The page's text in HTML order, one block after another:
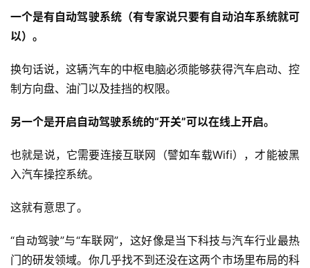
一个是有自动驾驶系统（有专家说只要有自动泊车系统就可
以）。
换句话说，这辆汽车的中枢电脑必须能够获得汽车启动、控
制方向盘、油门以及挂挡的权限。
另一个是开启自动驾驶系统的“开关”可以在线上开启。
也就是说，它需要连接互联网（譬如车载Wifi），才能被黑
入汽车操控系统。
这就有意思了。
“自动驾驶”与“车联网”，这好像是当下科技与汽车行业最热
门的研发领域。你几乎找不到还没在这两个市场里布局的科